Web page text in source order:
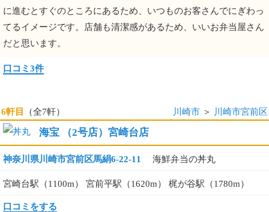
に進むとすぐのところにあるため、いつものお客さんでにぎわっ
てるイメージです。店舗も清潔感があるため、いいお弁当屋さん
だと思います。
口コミ3件
6軒目 （全7軒） 川崎市 ＞ 川崎市宮前区
海宝 （2号店）宮崎台店
神奈川県川崎市宮前区馬絹6-22-11 海鮮弁当の丼丸
宮崎台駅（1100m） 宮前平駅（1620m） 梶が谷駅（1780m）
口コミをする